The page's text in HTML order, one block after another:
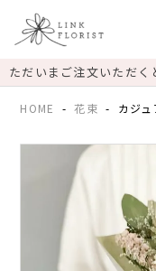
ただいまご注文いただく
HOME 花束 カジ